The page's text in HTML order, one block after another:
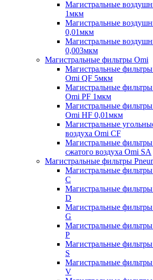
Магистральные
1мкм
Магистральные
0,01мкм
Магистральные
0,003мкм
Магистральные фильтры Omi
Магистральные фильтры
Omi QF 5мкм
Магистральные фильтры
Omi PF 1мкм
Магистральные фильтры
Omi HF 0,01мкм
Магистральные
воздуха Omi CF
Магистральные фильтры
сжатого воздуха Omi SA
Магистральные фильтры
Магистральные фильтры
C
Магистральные фильтры
D
Магистральные фильтры
G
Магистральные фильтры
P
Магистральные фильтры
S
Магистральные фильтры
V